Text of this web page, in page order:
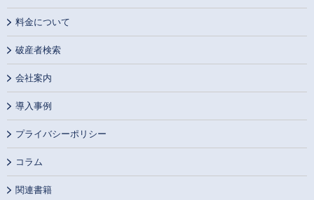
料金について
破産者検索
会社案内
導入事例
プライバシーポリシー
コラム
関連書籍